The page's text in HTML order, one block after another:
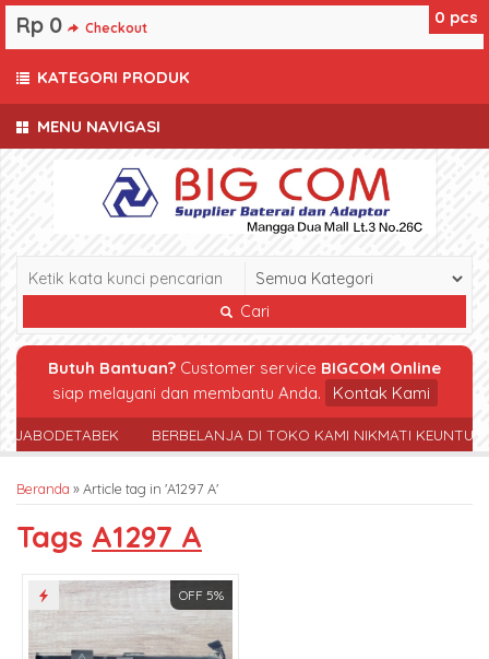
MENU NAVIGASI
Cari
Butuh Bantuan? Customer service BIGCOM Online
siap melayani dan membantu Anda.
Kontak Kami
JABODETABEK BERBELANJA DI TOKO KAMI NIKMATI
Beranda »Article tag in 'A1297 A'
Tags A1297 A
OFF 5%
0 pcs
Rp 0 Checkout
KATEGORI PRODUK